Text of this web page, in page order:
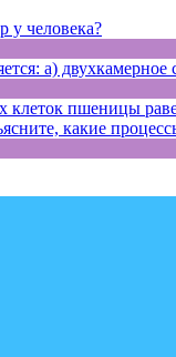
у человека?
а) двухкамерное
пшеницы
какие